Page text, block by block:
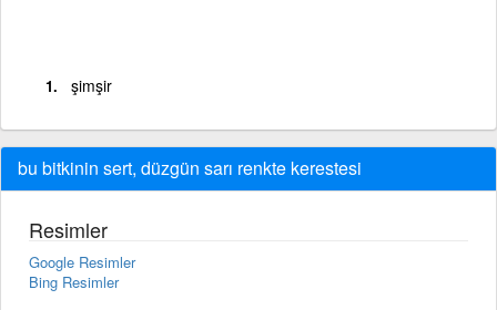
şimşir
bu bitkinin sert, düzgün sarı renkte kerestesi
Resimler
Google Resimler
Bing Resimler